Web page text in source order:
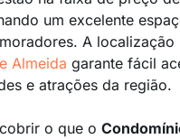
um excelente
A localização
Almeida garante fácil
e atrações da região.
o que o